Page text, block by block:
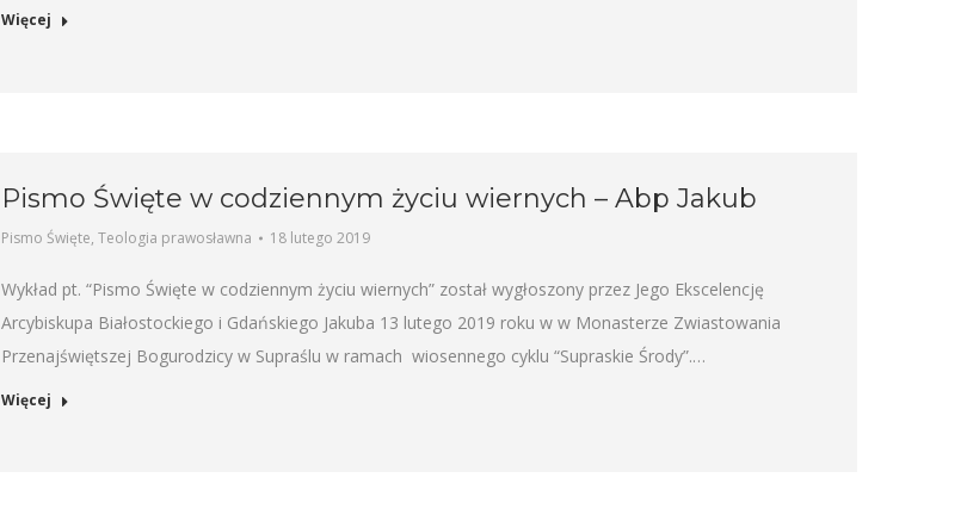
Więcej
Pismo Święte w codziennym życiu wiernych – Abp Jakub
Pismo Święte, Teologia prawosławna 18 lutego 2019
Wykład pt. “Pismo Święte w codziennym życiu wiernych” został wygłoszony przez Jego Ekscelencję
Arcybiskupa Białostockiego i Gdańskiego Jakuba 13 lutego 2019 roku w w Monasterze Zwiastowania
Przenajświętszej Bogurodzicy w Supraślu w ramach wiosennego cyklu “Supraskie Środy”.…
Więcej